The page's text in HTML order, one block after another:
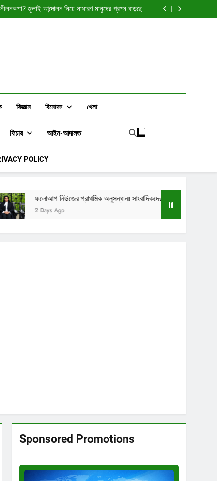
শিশু অধিকারের চরম লঙ্ঘনঃ রাষ্ট্র নির্বিকার, জনগণ যার যার
সমালোচনার মাঝেও দক্ষিণ বন্ডের ডিসি ব্যারিস্টার পূরবী
সমালোচনার মাঝেও দক্ষিণ বন্ডের ডিসি ব্যারিস্টার পূরবী
বিজ্ঞান বিনোদন খেলা
ফিচার আইন-আদালত
POLICY
প্রাথমিক অনুসন্ধানঃ সাংবাদিকদের সমালোচনার মাঝেও দক্ষিণ বন্ডের ডিসি ব্যারিস্টার
Sponsored Promotions
Test